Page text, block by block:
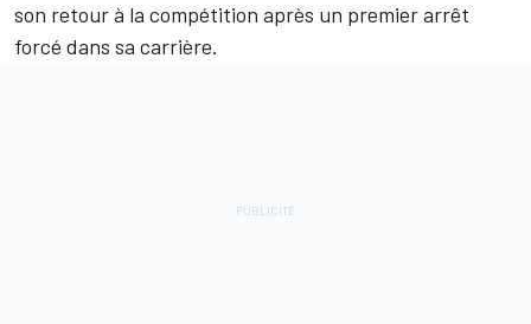
son retour à la compétition après un premier arrêt
forcé dans sa carrière.